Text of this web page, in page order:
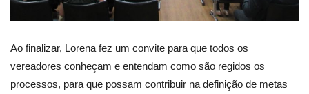
Ao finalizar, Lorena fez um convite para que todos os
vereadores conheçam e entendam como são regidos os
processos, para que possam contribuir na definição de metas